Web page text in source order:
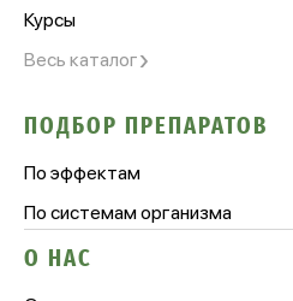
Курсы
Весь каталог›
ПОДБОР ПРЕПАРАТОВ
По эффектам
По системам организма
О НАС